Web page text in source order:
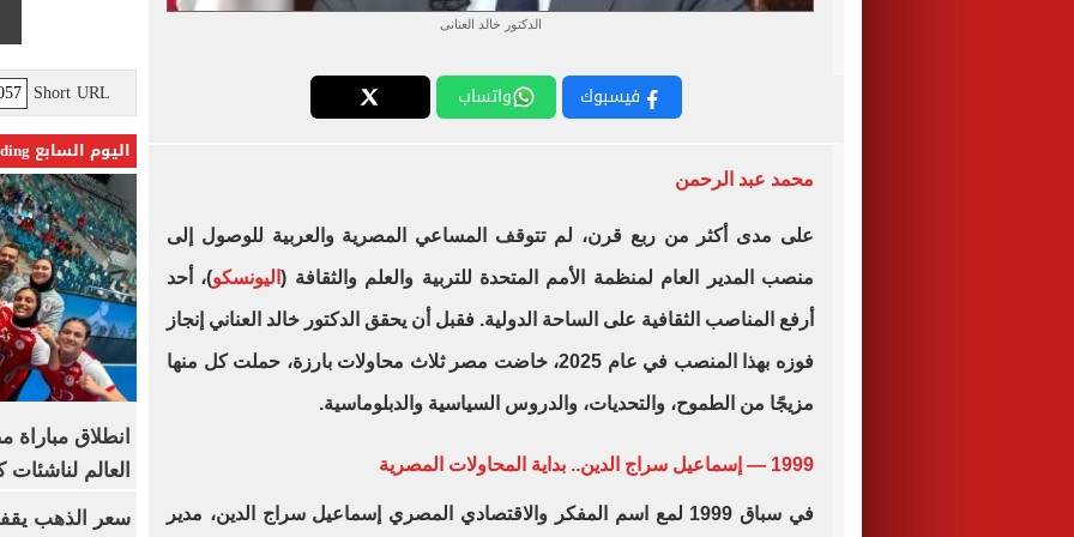
الدكتور خالد العنانى
فيسبوك واتساب
محمد عبد الرحمن
على مدى أكثر من ربع قرن، لم تتوقف المساعي المصرية والعربية للوصول إلى
منصب المدير العام لمنظمة الأمم المتحدة للتربية والعلم والثقافة (اليونسكو)، أحد
أرفع المناصب الثقافية على الساحة الدولية. فقبل أن يحقق الدكتور خالد العناني إنجاز
فوزه بهذا المنصب في عام 2025، خاضت مصر ثلاث محاولات بارزة، حملت كل منها
مزيجًا من الطموح، والتحديات، والدروس السياسية والدبلوماسية.
1999 — إسماعيل سراج الدين.. بداية المحاولات المصرية
في سباق 1999 لمع اسم المفكر والاقتصادي المصري إسماعيل سراج الدين، مدير
Short URL
اليوم السابع Trending
انطلاق
العالم لناشئات
سعر الذهب